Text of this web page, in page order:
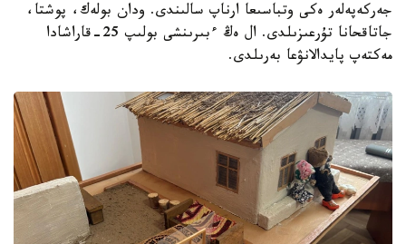
جەركەپەلەر ەكى وتباسىعا ارناپ سالىندى. ودان بولەك، پوشتا،
جاتاقحانا تۇرعىزىلدى. ال ەڭ ءبىرىنشى بولىپ 25-قاراشادا
مەكتەپ پايدالانۋعا بەرىلدى.